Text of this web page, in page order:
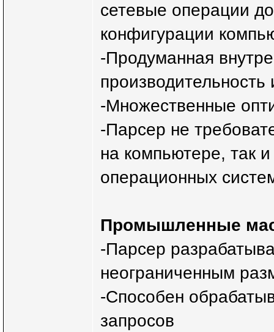
сетевые операции
конфигурации
-Продуманная
-Множественные
-Парсер не
на компьютере, так
операционных
Промышленные
-Парсер
неограниченным
-Способен
запросов